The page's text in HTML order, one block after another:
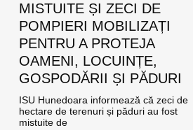
MISTUITE ȘI ZECI DE
POMPIERI MOBILIZAȚI
PENTRU A PROTEJA
OAMENI, LOCUINȚE,
GOSPODĂRII ȘI PĂDURI
ISU Hunedoara informează că zeci de
hectare de terenuri și păduri au fost
mistuite de